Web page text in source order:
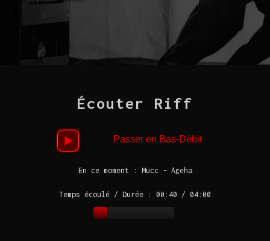
Écouter Riff
Passer en Bas-Débit
En ce moment : Mucc - Ageha
Temps écoulé / Durée : 00:40 / 04:00